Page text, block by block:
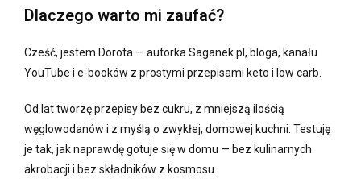
Dlaczego warto mi zaufać?
Cześć, jestem Dorota — autorka Saganek.pl, bloga, kanału
YouTube i e-booków z prostymi przepisami keto i low carb.
Od lat tworzę przepisy bez cukru, z mniejszą ilością
węglowodanów i z myślą o zwykłej, domowej kuchni. Testuję
je tak, jak naprawdę gotuje się w domu — bez kulinarnych
akrobacji i bez składników z kosmosu.